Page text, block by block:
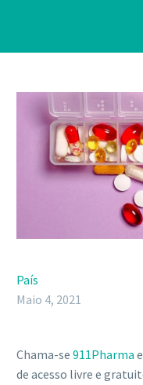
País
Maio 4, 2021
Chama-se 911Pharma
de acesso livre e